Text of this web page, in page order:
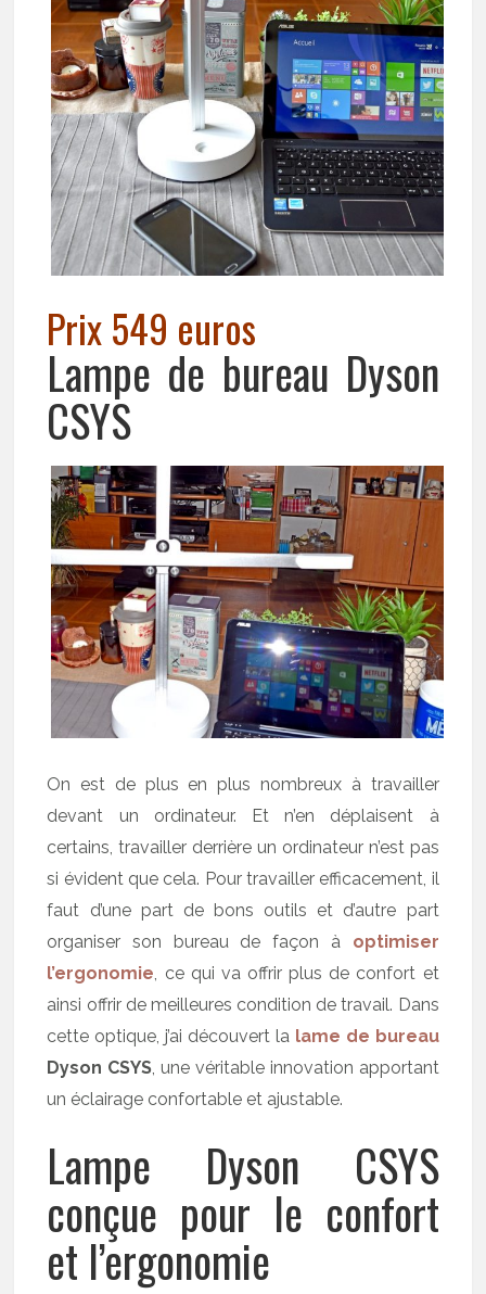
Prix 549 euros
Lampe de bureau Dyson
CSYS
On est de plus en plus nombreux à travailler
devant un ordinateur. Et n’en déplaisent à
certains, travailler derrière un ordinateur n’est pas
si évident que cela. Pour travailler efficacement, il
faut d’une part de bons outils et d’autre part
organiser son bureau de façon à optimiser
l’ergonomie, ce qui va offrir plus de confort et
ainsi offrir de meilleures condition de travail. Dans
cette optique, j’ai découvert la lame de bureau
Dyson CSYS, une véritable innovation apportant
un éclairage confortable et ajustable.
Lampe Dyson CSYS
conçue pour le confort
et l’ergonomie